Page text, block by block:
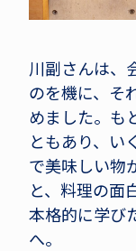
川副さんは、
のを機に、そ
めました。も
ともあり、い
で美味しい物
と、料理の面
本格的に学び
へ。